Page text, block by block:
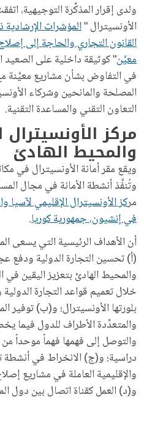
ولدى إقرار المذكِّرة التوجيهية،
الأونسيترال "المؤشرات
القانون التجاري والحاجة إلى
معيَّن" كوثيقة داخلية على الصعيد
في التفاوض بشأن مشاريع معيَّنة
المصلحة والمانحين وشركاء
التعاون التقني والمساعدة التقنية.
مركز الأونسيترال
والمحيط الهادئ
ويقع مقر أمانة الأونسيترال في
وتُنفَّذ أنشطة الأمانة في مجال
مركز الأونسيترال الإقليمي لآسيا
في إنشيون، جمهورية كوريا.
أن الأهداف الرئيسية التي يسعى
(أ) تحسين التجارة الدولية ودفع
والمحيط الهادئ بتعزيز اليقين في
خلال تعميم قواعد التجارة
بلورتها الأونسيترال؛ و(ب) توفير
والمتعدِّدة الأطراف للدول فيما
والتوصل إلى فهمها فهماً موحداً
دراسية؛ و(ج) الانخراط في أنشطة
والإقليمية العاملة في مشاريع
و(د) العمل كقناة اتصال بين دول